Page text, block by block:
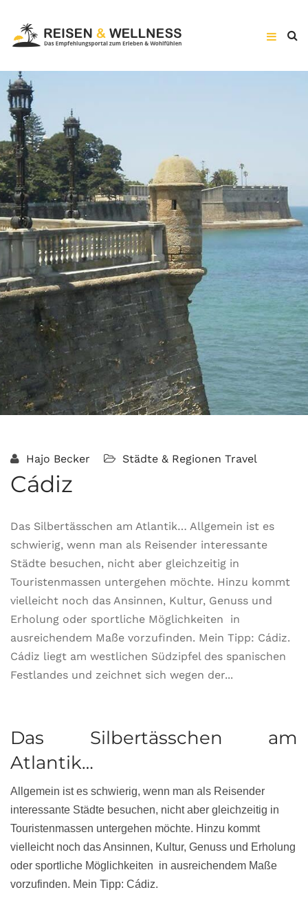
Hajo Becker Städte & Regionen Travel
Cádiz
Das Silbertässchen am Atlantik… Allgemein ist es
schwierig, wenn man als Reisender interessante
Städte besuchen, nicht aber gleichzeitig in
Touristenmassen untergehen möchte. Hinzu kommt
vielleicht noch das Ansinnen, Kultur, Genuss und
Erholung oder sportliche Möglichkeiten in
ausreichendem Maße vorzufinden. Mein Tipp: Cádiz.
Cádiz liegt am westlichen Südzipfel des spanischen
Festlandes und zeichnet sich wegen der...
Das Silbertässchen am
Atlantik…
Allgemein ist es schwierig, wenn man als Reisender
interessante Städte besuchen, nicht aber gleichzeitig in
Touristenmassen untergehen möchte. Hinzu kommt
vielleicht noch das Ansinnen, Kultur, Genuss und Erholung
oder sportliche Möglichkeiten in ausreichendem Maße
vorzufinden. Mein Tipp: Cádiz.